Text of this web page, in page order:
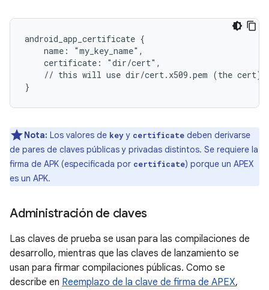
android_app_certificate {
    name: "my_key_name",
    certificate: "dir/cert",
// this will use dir/cert.x509.pem (the cert)
Nota: Los valores de keyy certificate deben derivarse
de pares de claves públicas y privadas distintos. Se requiere la
firma de APK (especificada por certificate) porque un APEX
es un APK.
Administración de claves
Las claves de prueba se usan para las compilaciones de
desarrollo, mientras que las claves de lanzamiento se
usan para firmar compilaciones públicas. Como se
describe en Reemplazo de la clave de firma de APEX,